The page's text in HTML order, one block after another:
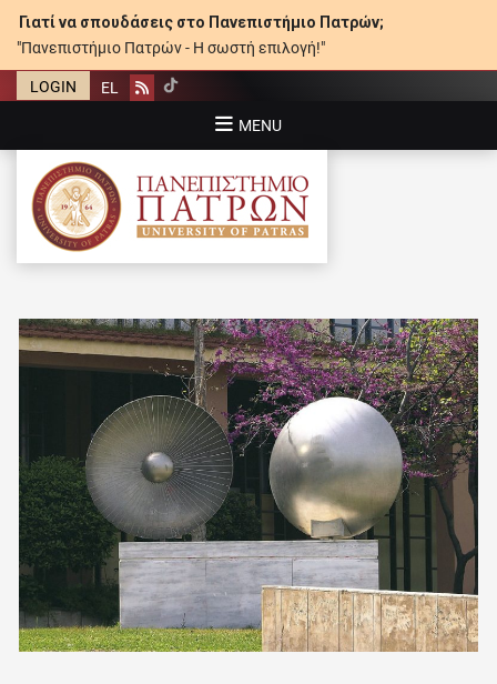
Γιατί να σπουδάσεις στο Πανεπιστήμιο Πατρών;
"Πανεπιστήμιο Πατρών - Η σωστή επιλογή!"
LOGIN EL Rss
MENU
ΠΑΝΕΠΙΣΤΉΜΙΟ ΠΑΤΡΏΝ